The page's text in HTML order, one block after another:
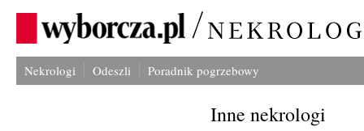
Nekrologi Odeszli Poradnik pogrzebowy
Inne nekrologi